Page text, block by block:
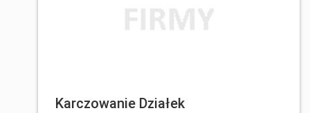
Karczowanie Działek